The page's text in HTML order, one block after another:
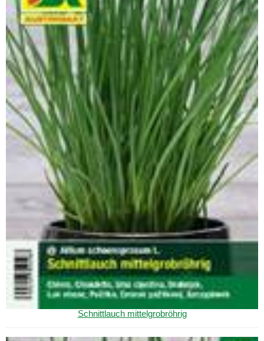
Schnittlauch mittelgrobröhrig